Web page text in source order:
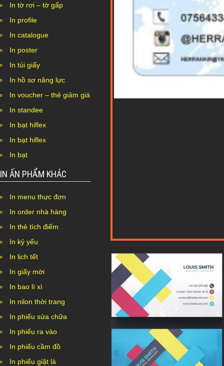
In tờ rơi – tờ gấp
In profile
In catalogue
In poster
In túi giấy
In hồ sơ năng lực
In voucher – thẻ giảm giá
In standee
In bạt hiflex
In bạt hiflex
In bạt
IN ẤN PHẨM KHÁC
In menu thực đơn
In order nhà hàng
In thẻ tích điểm
In kỷ yếu
In lịch tết
In giấy mời
In bao lì xì
In nilon thời trang
In phiếu sửa chữa
In phiếu ra vào
In phiếu cầm đồ
In phiếu giặt là